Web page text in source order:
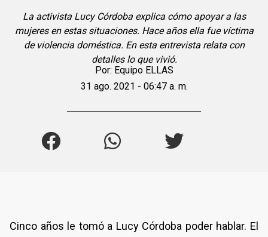
La activista Lucy Córdoba explica cómo apoyar a las
mujeres en estas situaciones. Hace años ella fue víctima
de violencia doméstica. En esta entrevista relata con
detalles lo que vivió.
Por: Equipo ELLAS
31 ago. 2021 - 06:47 a. m.
Cinco años le tomó a Lucy Córdoba poder hablar. El